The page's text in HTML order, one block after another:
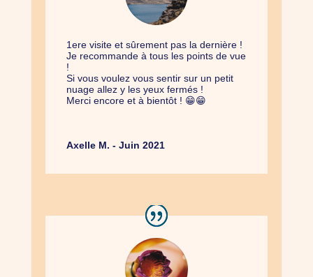
1ere visite et sûrement pas la dernière !
Je recommande à tous les points de vue
!
Si vous voulez vous sentir sur un petit
nuage allez y les yeux fermés !
Merci encore et à bientôt ! 😁😁
Axelle M. - Juin 2021